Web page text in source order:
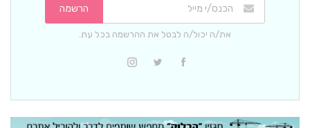
הרשמה
את/ה יכול/ה לבטל את ההרשמה בכל עת.